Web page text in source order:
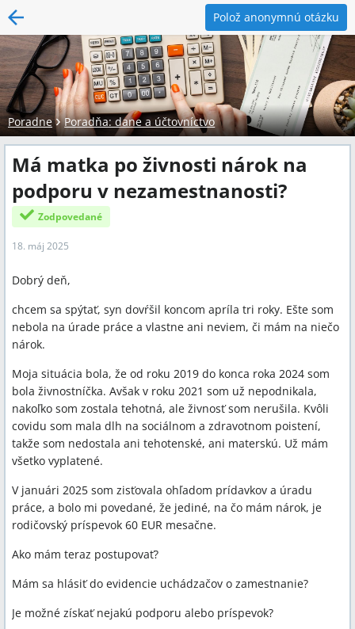
Polož anonymnú otázku
Poradne Poradňa: dane a účtovníctvo
Má matka po živnosti nárok na
podporu v nezamestnanosti?
Zodpovedané
18. máj 2025
Dobrý deň,
chcem sa spýtať, syn dovŕšil koncom apríla tri roky. Ešte som
nebola na úrade práce a vlastne ani neviem, či mám na niečo
nárok.
Moja situácia bola, že od roku 2019 do konca roka 2024 som
bola živnostníčka. Avšak v roku 2021 som už nepodnikala,
nakoľko som zostala tehotná, ale živnosť som nerušila. Kvôli
covidu som mala dlh na sociálnom a zdravotnom poistení,
takže som nedostala ani tehotenské, ani materskú. Už mám
všetko vyplatené.
V januári 2025 som zisťovala ohľadom prídavkov a úradu
práce, a bolo mi povedané, že jediné, na čo mám nárok, je
rodičovský príspevok 60 EUR mesačne.
Ako mám teraz postupovať?
Mám sa hlásiť do evidencie uchádzačov o zamestnanie?
Je možné získať nejakú podporu alebo príspevok?